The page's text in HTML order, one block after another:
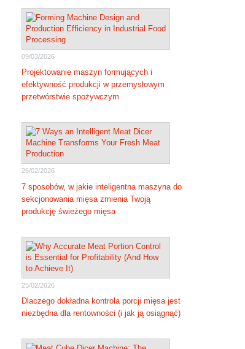
09/03/2026
Projektowanie maszyn formujących i
efektywność produkcji w przemysłowym
przetwórstwie spożywczym
26/02/2026
7 sposobów, w jakie inteligentna maszyna do
sekcjonowania mięsa zmienia Twoją
produkcję świeżego mięsa
25/02/2026
Dlaczego dokładna kontrola porcji mięsa jest
niezbędna dla rentowności (i jak ją osiągnąć)